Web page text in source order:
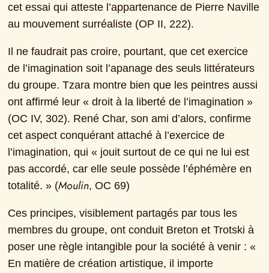
cet essai qui atteste l’appartenance de Pierre Naville
au mouvement surréaliste (OP II, 222).
Il ne faudrait pas croire, pourtant, que cet exercice
de l’imagination soit l’apanage des seuls littérateurs
du groupe. Tzara montre bien que les peintres aussi
ont affirmé leur « droit à la liberté de l’imagination »
(OC IV, 302). René Char, son ami d’alors, confirme
cet aspect conquérant attaché à l’exercice de
l’imagination, qui « jouit surtout de ce qui ne lui est
pas accordé, car elle seule possède l’éphémère en
totalité. » (Moulin, OC 69)
Ces principes, visiblement partagés par tous les
membres du groupe, ont conduit Breton et Trotski à
poser une règle intangible pour la société à venir : «
En matière de création artistique, il importe